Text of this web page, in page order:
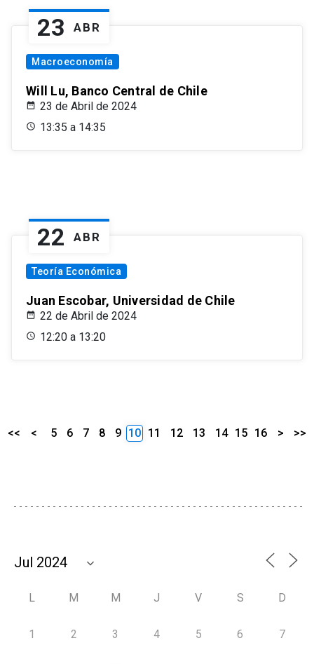
23 ABR
Macroeconomía
Will Lu, Banco Central de Chile
23 de Abril de 2024
13:35 a 14:35
22 ABR
Teoría Económica
Juan Escobar, Universidad de Chile
22 de Abril de 2024
12:20 a 13:20
<< < 5 6 7 8 9 10 11 12 13 14 15 16 > >>
L M M J V S D
1 2 3 4 5 6 7